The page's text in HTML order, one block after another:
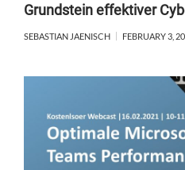
Grundstein effektiver
SEBASTIAN JAENISCH FEBRUARY 3,